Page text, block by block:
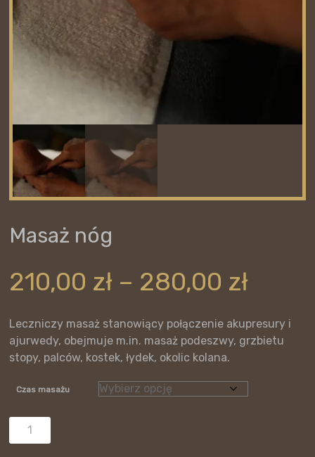
Masaż nóg
210,00 zł – 280,00 zł
od
do
Leczniczy masaż stanowiący połączenie akupresury i
ajurwedy, obejmuje m.in. masaż podeszwy, grzbietu
stopy, palców, kostek, łydek, okolic kolana.
Czas masażu
Masaż